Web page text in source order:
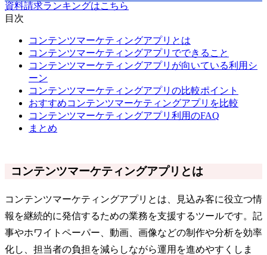
資料請求ランキングはこちら
目次
コンテンツマーケティングアプリとは
コンテンツマーケティングアプリでできること
コンテンツマーケティングアプリが向いている利用シ
ーン
コンテンツマーケティングアプリの比較ポイント
おすすめコンテンツマーケティングアプリを比較
コンテンツマーケティングアプリ利用のFAQ
まとめ
コンテンツマーケティングアプリとは
コンテンツマーケティングアプリとは、見込み客に役立つ情
報を継続的に発信するための業務を支援するツールです。記
事やホワイトペーパー、動画、画像などの制作や分析を効率
化し、担当者の負担を減らしながら運用を進めやすくしま